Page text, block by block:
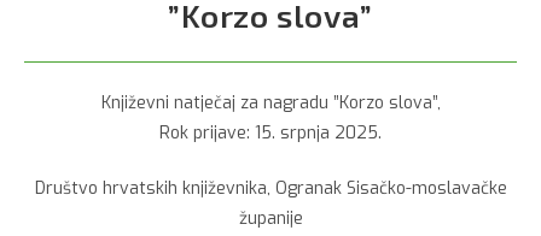
”Korzo slova”
Književni natječaj za nagradu ”Korzo slova”,
Rok prijave: 15. srpnja 2025.
Društvo hrvatskih književnika, Ogranak Sisačko-moslavačke
županije